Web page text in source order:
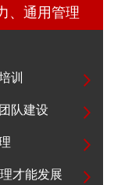
、通用管理
训
队建设
才能发展